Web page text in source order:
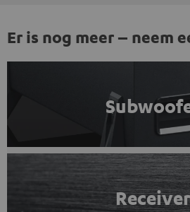
Er is nog meer – neem